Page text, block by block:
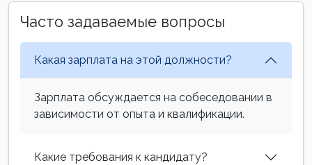
Часто задаваемые вопросы
Какая зарплата на этой должности?
Зарплата обсуждается на собеседовании в
зависимости от опыта и квалификации.
Какие требования к кандидату?